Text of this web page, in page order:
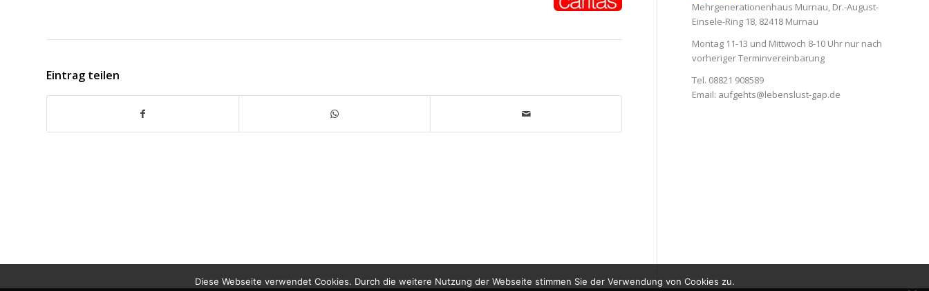
Eintrag teilen
Mehrgenerationenhaus Murnau, Dr.-August-
Einsele-Ring 18, 82418 Murnau
Montag 11-13 und Mittwoch 8-10 Uhr nur nach
vorheriger Terminvereinbarung
Tel. 08821 908589
Email: aufgehts@lebenslust-gap.de
Diese Webseite verwendet Cookies. Durch die weitere Nutzung der Webseite stimmen Sie der Verwendung von Cookies zu.